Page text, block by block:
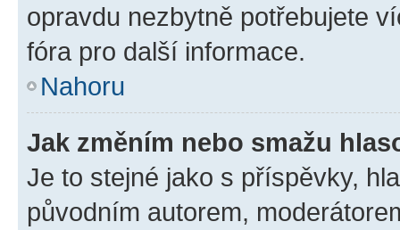
opravdu nezbytně potřebujete
fóra pro další informace.
Nahoru
Jak změním nebo smažu
Je to stejné jako s příspěvky,
původním autorem,